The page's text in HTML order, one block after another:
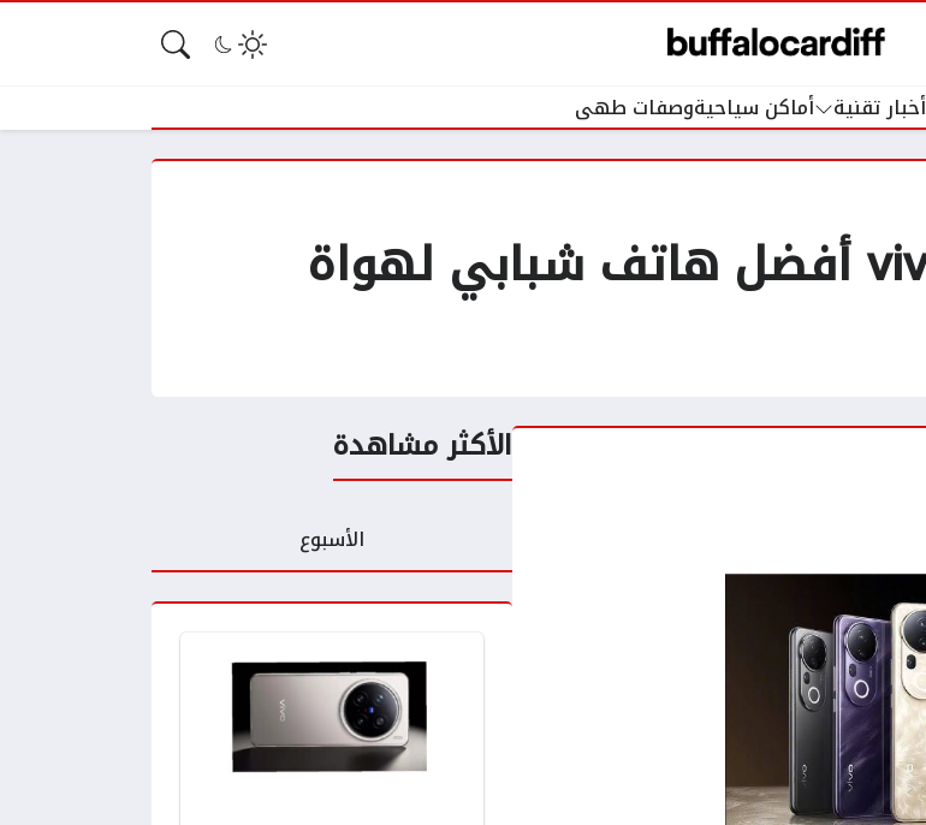
أخبار تقنية أماكن سياحيةوصفات طهى
مراجعة هاتف vivo S20 Pro أفضل هاتف شبابي لهواة
الأكثر مشاهدة
الأسبوع